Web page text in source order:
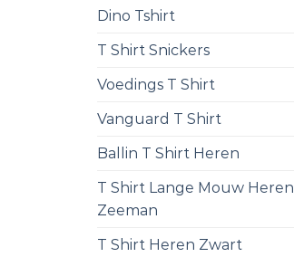
Dino Tshirt
T Shirt Snickers
Voedings T Shirt
Vanguard T Shirt
Ballin T Shirt Heren
T Shirt Lange Mouw Heren
Zeeman
T Shirt Heren Zwart